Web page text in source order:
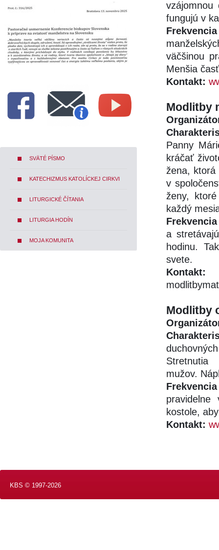
SVÄTÉ PÍSMO
KATECHIZMUS KATOLÍCKEJ CIRKVI
LITURGICKÉ ČÍTANIA
LITURGIA HODÍN
MOJA KOMUNITA
vzájomnou
fungujú v
väčšinou
Menšia
Kontakt:
Modlitby
Panny
kráčať
žena,
v
ženy,
každý
a
hodinu.
svete.
Kontakt:
Modlitby
mužov.
kostole,
Kontakt:
KBS © 1997-2026